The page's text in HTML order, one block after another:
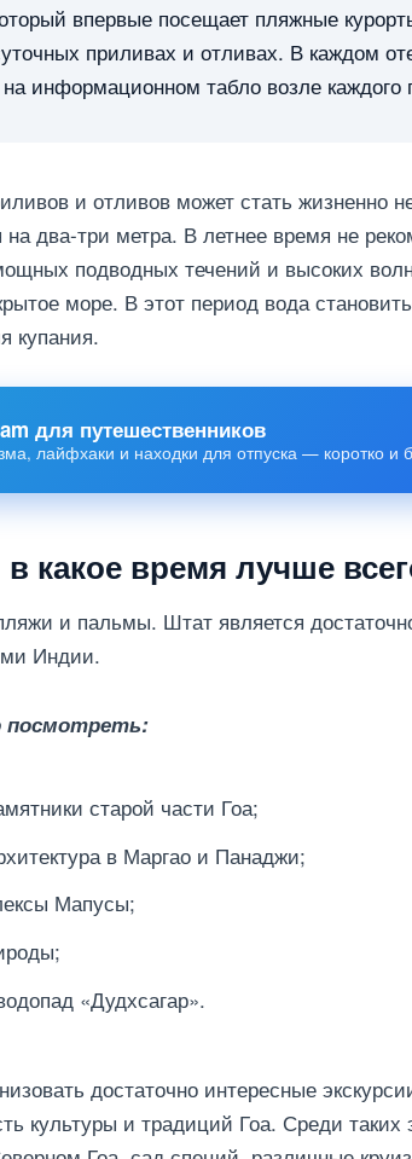
впервые посещает пляжные
приливах и отливах. В каждом
информационном табло возле каждого
и отливов может стать жизненно
два-три метра. В летнее время не
подводных течений и высоких
море. В этот период вода
купания.
для путешественников
лайфхаки и находки для отпуска — коротко и
какое время лучше
и пальмы. Штат является
Индии.
посмотреть:
старой части Гоа;
в Маргао и Панаджи;
Мапусы;
«Дудхсагар».
достаточно интересные
культуры и традиций Гоа. Среди таких